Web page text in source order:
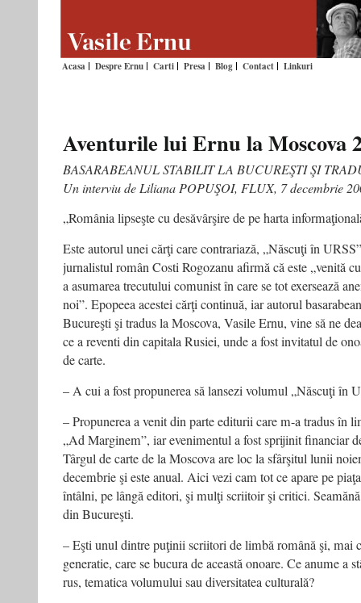
Acasa Despre Ernu Carti Presa Blog Contact Linkuri
Aventurile lui Ernu la Moscova
BASARABEANUL STABILIT LA BUCUREŞTI ŞI
Un interviu de Liliana POPUŞOI, FLUX, 7 decembrie
„România lipseşte cu desăvârşire de pe harta
Este autorul unei cărţi care contrariază, „Născuţi în
jurnalistul român Costi Rogozanu afirmă că este „venită
a asumarea trecutului comunist în care se tot exersează
noi”. Epopeea acestei cărţi continuă, iar autorul
Bucureşti şi tradus la Moscova, Vasile Ernu, vine să ne
ce a reventi din capitala Rusiei, unde a fost invitatul de
de carte.
– A cui a fost propunerea să lansezi volumul „Născuţi în
– Propunerea a venit din parte editurii care m-a tradus în
„Ad Marginem”, iar evenimentul a fost sprijinit financiar
Târgul de carte de la Moscova are loc la sfârşitul lunii
decembrie şi este anual. Aici vezi cam tot ce apare pe
întâlni, pe lângă editori, şi mulţi scriitoir şi critici.
din Bucureşti.
– Eşti unul dintre puţinii scriitori de limbă română şi, mai
generatie, care se bucura de această onoare. Ce anume a
rus, tematica volumului sau diversitatea culturală?